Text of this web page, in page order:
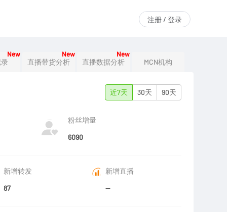
注册 / 登录
New
直播带货分析
New
直播数据分析
New
MCN机构
近7天 30天 90天
粉丝增量
6090
新增转发
87
新增直播
--